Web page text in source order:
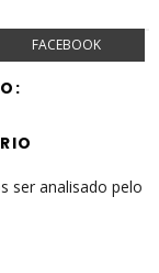
FACEBOOK
ser analisado pelo